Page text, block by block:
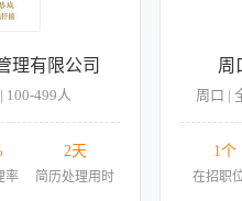
理有限公司
100-499人
率
2天
简历处理用时
周
周口 |
1个
在招职